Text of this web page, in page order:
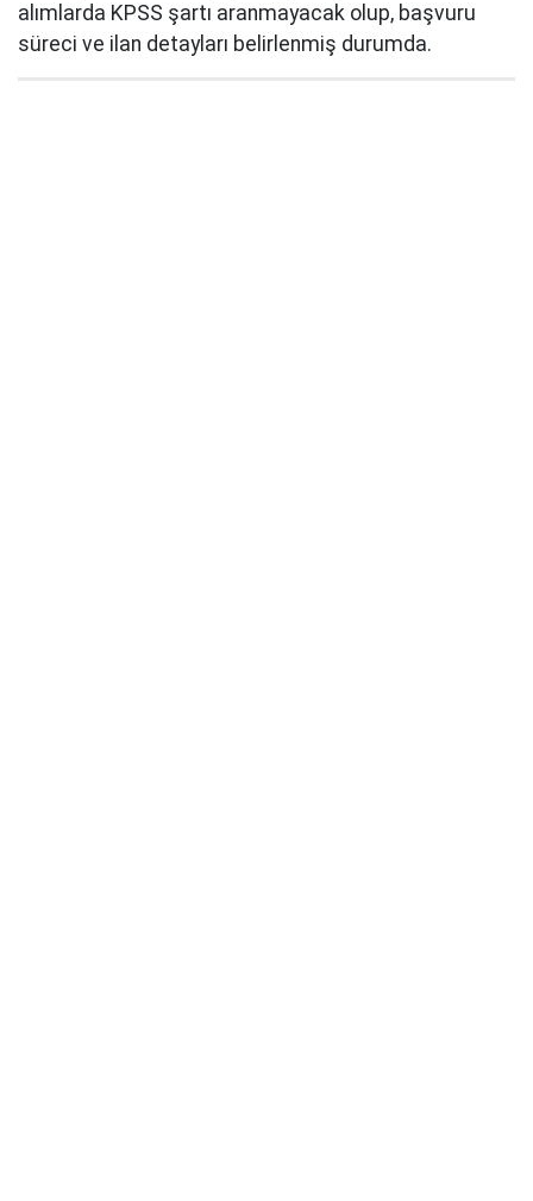
alımlarda KPSS şartı aranmayacak olup, başvuru
süreci ve ilan detayları belirlenmiş durumda.